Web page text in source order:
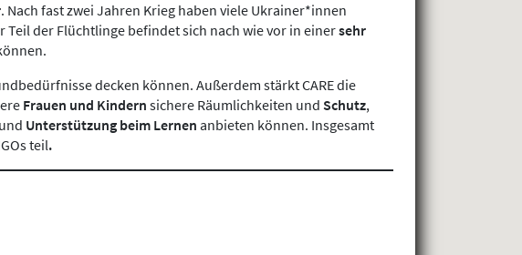
. Nach fast zwei Jahren Krieg haben viele Ukrainer*innen
der Flüchtlinge befindet sich nach wie vor in einersehr
decken können. Außerdem stärkt CARE die
Frauen und Kindern sichere Räumlichkeiten und Schutz,
und Unterstützung beim Lernen anbieten können. Insgesamt
teil.